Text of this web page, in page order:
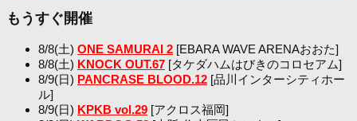
もうすぐ開催
8/8(土) ONE SAMURAI 2 [EBARA WAVE ARENAおおた]
8/8(土) KNOCK OUT.67 [タケダハムはびきのコロセアム]
8/9(日) PANCRASE BLOOD.12 [品川インターシティホー
ル]
8/9(日) KPKB vol.29 [アクロス福岡]